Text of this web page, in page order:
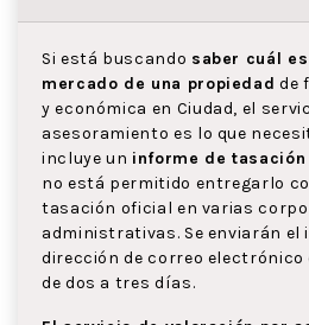
Si está buscando saber cuál
mercado de una propiedad de
y económica en Ciudad, el
asesoramiento es lo que
incluye un informe de
no está permitido entregarlo
tasación oficial en varias
administrativas. Se enviarán el
dirección de correo electrónico
de dos a tres días.